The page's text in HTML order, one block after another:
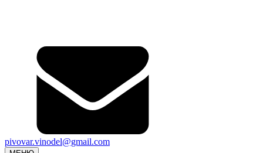
pivovar.vinodel@gmail.com